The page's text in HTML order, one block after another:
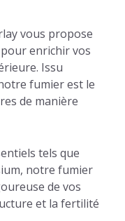
vous propose
enrichir vos
Issu
fumier est le
de manière
tels que
notre fumier
de vos
et la fertilité